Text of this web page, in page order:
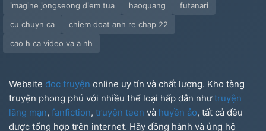
imagine jongseong diem tua
haoquang
futanari
cu chuyn ca
chiem doat anh re chap 22
cao h ca video va a nh
Website đọc truyện online uy tín và chất lượng. Kho tàng
truyện phong phú với nhiều thể loại hấp dẫn nhưtruyện
lãng mạn, fanfiction, truyện teen và huyền ảo, tất cả đều
được tổng hợp trên internet. Hãy đồng hành và ủng hộ